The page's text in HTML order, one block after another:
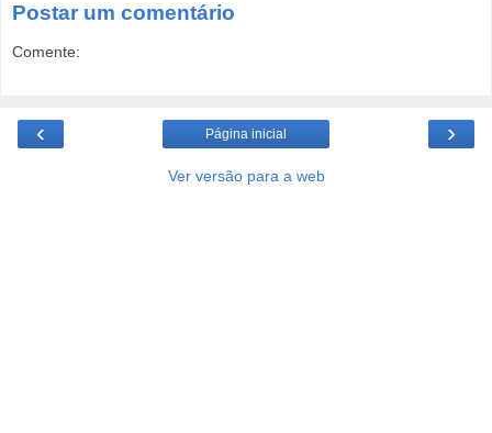
Postar um comentário
Comente:
‹ ›
Página inicial
Ver versão para a web